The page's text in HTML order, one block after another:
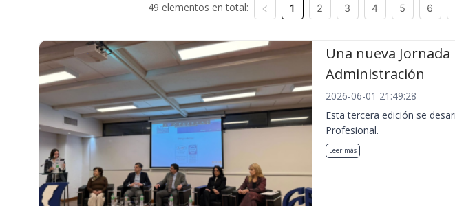
49 elementos en total: 1 2 3 4 5 6
Una nueva
Administración
2026-06-01 21:49:28
Esta tercera edición se
Profesional.
Leer más